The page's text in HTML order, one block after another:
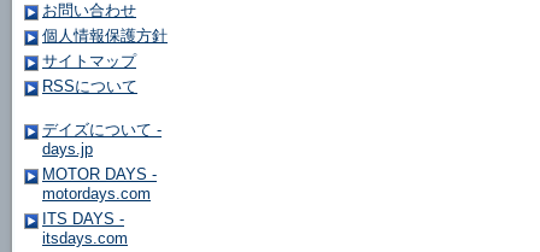
お問い合わせ
個人情報保護方針
サイトマップ
RSSについて
デイズについて -
days.jp
MOTOR DAYS -
motordays.com
ITS DAYS -
itsdays.com